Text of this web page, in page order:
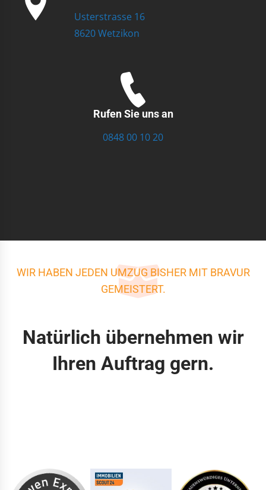
Usterstrasse 16
8620 Wetzikon
Rufen Sie uns an
0848 00 10 20
WIR HABEN JEDEN UMZUG BISHER MIT BRAVUR
GEMEISTERT.
Natürlich übernehmen wir
Ihren Auftrag gern.